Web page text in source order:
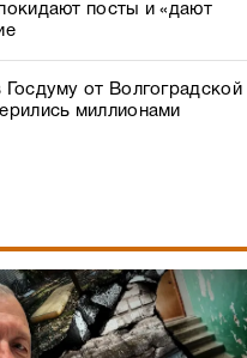
посты и «дают
Госдуму от Волгоградской
миллионами